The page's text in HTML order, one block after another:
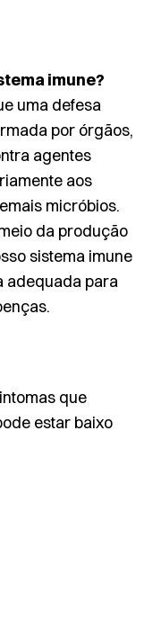
imune?
uma defesa
por órgãos,
agentes
aos
micróbios.
da produção
sistema imune
adequada para
que
estar baixo